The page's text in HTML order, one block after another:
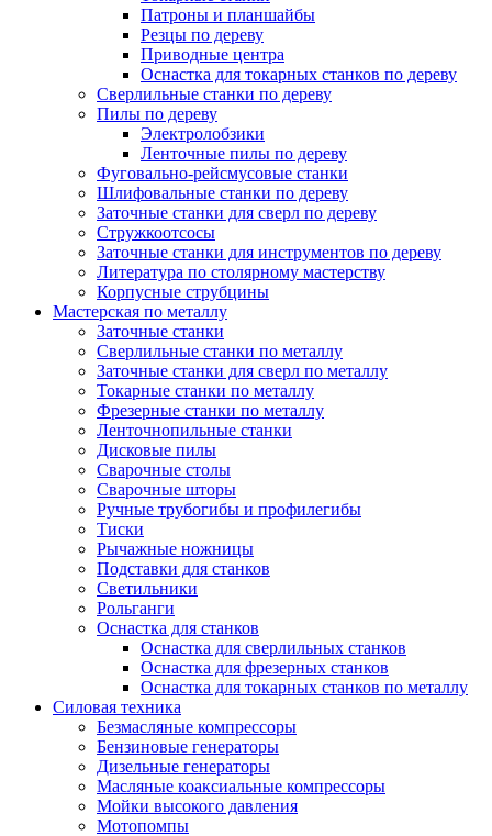
Патроны и планшайбы
Резцы по дереву
Приводные центра
Оснастка для токарных станков по дереву
Сверлильные станки по дереву
Пилы по дереву
Электролобзики
Ленточные пилы по дереву
Фуговально-рейсмусовые станки
Шлифовальные станки по дереву
Заточные станки для сверл по дереву
Стружкоотсосы
Заточные станки для инструментов по дереву
Литература по столярному мастерству
Корпусные струбцины
Мастерская по металлу
Заточные станки
Сверлильные станки по металлу
Заточные станки для сверл по металлу
Токарные станки по металлу
Фрезерные станки по металлу
Ленточнопильные станки
Дисковые пилы
Сварочные столы
Сварочные шторы
Ручные трубогибы и профилегибы
Тиски
Рычажные ножницы
Подставки для станков
Светильники
Рольганги
Оснастка для станков
Оснастка для сверлильных станков
Оснастка для фрезерных станков
Оснастка для токарных станков по металлу
Силовая техника
Безмасляные компрессоры
Бензиновые генераторы
Дизельные генераторы
Масляные коаксиальные компрессоры
Мойки высокого давления
Мотопомпы